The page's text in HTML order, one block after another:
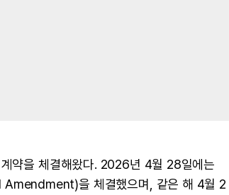
약을 체결해왔다. 2026년 4월 28일에는
을 체결했으며, 같은 해 4월 2